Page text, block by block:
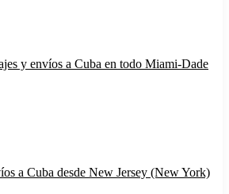
y envíos a Cuba en todo Miami-Dade
a Cuba desde New Jersey (New York)